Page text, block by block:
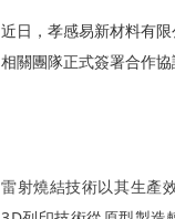
近日，孝感易新材料有
相關團隊正式簽署合作
雷射燒結技術以其生產